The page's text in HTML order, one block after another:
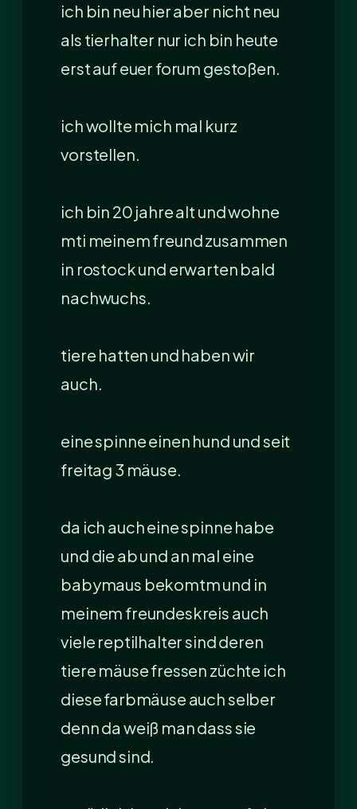
ich bin neu hier aber nicht neu
als tierhalter nur ich bin heute
erst auf euer forum gestoßen.
ich wollte mich mal kurz
vorstellen.
ich bin 20 jahre alt und wohne
mti meinem freund zusammen
in rostock und erwarten bald
nachwuchs.
tiere hatten und haben wir
auch.
eine spinne einen hund und seit
freitag 3 mäuse.
da ich auch eine spinne habe
und die ab und an mal eine
babymaus bekomtm und in
meinem freundeskreis auch
viele reptilhalter sind deren
tiere mäuse fressen züchte ich
diese farbmäuse auch selber
denn da weiß man dass sie
gesund sind.